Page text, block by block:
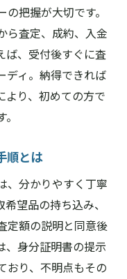
把握が大切です。
ら査定、成約、入金
ば、受付後すぐに査
ディ。納得できれば
より、初めての方で
順とは
、分かりやすく丁寧
望品の持ち込み、
定額の説明と同意後
、身分証明書の提示
おり、不明点もその